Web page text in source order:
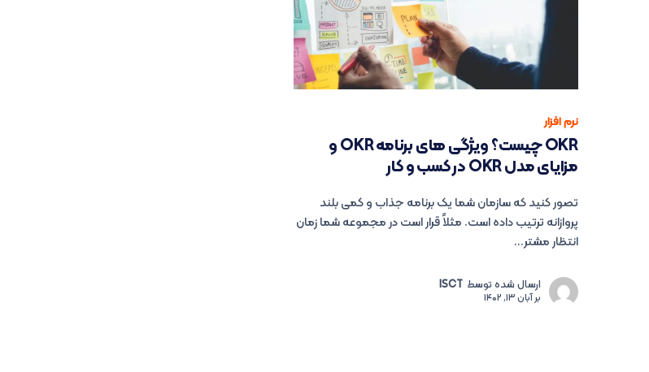
نرم افزار
OKR چیست؟ ویژگی های برنامه OKR و
مزایای مدل OKR در کسب و کار
تصور کنید که سازمان شما یک برنامه جذاب و کمی بلند
پروازانه ترتیب داده است. مثلاً قرار است در مجموعه شما زمان
انتظار مشتر...
ارسال شده توسط ISCT
برآبان 13, 1402